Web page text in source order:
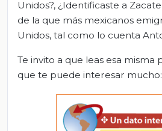
Unidos?, ¿Identificaste a
de la que más mexicanos
Unidos, tal como lo cuenta
Te invito a que leas esa misma
que te puede interesar mucho: